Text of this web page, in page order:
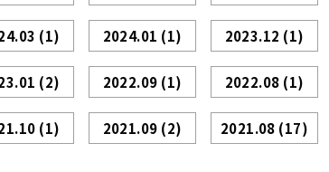
(1) 2024.01 (1) 2023.12 (1)
(2) 2022.09 (1) 2022.08 (1)
(1) 2021.09 (2) 2021.08 (17)